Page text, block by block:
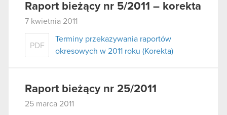
Raport bieżący nr 5/2011 – korekta
7 kwietnia 2011
PDF
Terminy przekazywania raportów
okresowych w 2011 roku (Korekta)
Raport bieżący nr 25/2011
25 marca 2011